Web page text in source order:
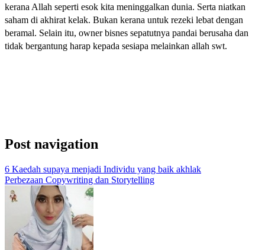
kerana Allah seperti esok kita meninggalkan dunia. Serta niatkan
saham di akhirat kelak. Bukan kerana untuk rezeki lebat dengan
beramal. Selain itu, owner bisnes sepatutnya pandai berusaha dan
tidak bergantung harap kepada sesiapa melainkan allah swt.
Post navigation
6 Kaedah supaya menjadi Individu yang baik akhlak
Perbezaan Copywriting dan Storytelling